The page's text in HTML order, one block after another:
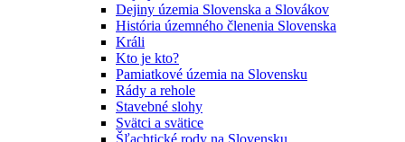
Dejiny územia Slovenska a Slovákov
História územného členenia Slovenska
Králi
Kto je kto?
Pamiatkové územia na Slovensku
Rády a rehole
Stavebné slohy
Svätci a svätice
Šľachtické rody na Slovensku